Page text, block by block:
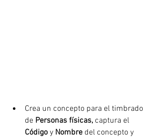
Crea un concepto para el timbrado
de Personas físicas, captura el
Código y Nombre del concepto y